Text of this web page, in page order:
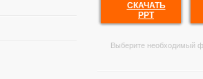
СКАЧАТЬ
PPT
Выберите необходимый